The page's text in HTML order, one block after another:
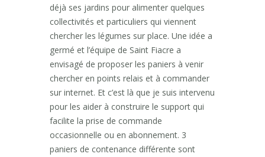
déjà ses jardins pour alimenter quelques
collectivités et particuliers qui viennent
chercher les légumes sur place. Une idée a
germé et l’équipe de Saint Fiacre a
envisagé de proposer les paniers à venir
chercher en points relais et à commander
sur internet. Et c’est là que je suis intervenu
pour les aider à construire le support qui
facilite la prise de commande
occasionnelle ou en abonnement. 3
paniers de contenance différente sont